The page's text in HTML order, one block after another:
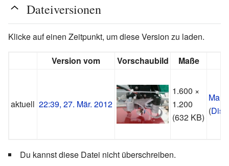
Dateiversionen
Klicke auf einen Zeitpunkt, um diese Version zu laden.
Version vom Vorschaubild Maße
aktuell 22:39, 27. Mär. 2012
1.600 ×
1.200
(632 KB)
(
Du kannst diese Datei nicht überschreiben.